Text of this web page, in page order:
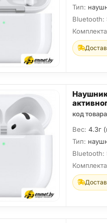
Тип:
Bluetooth:
код товара
Вес: 4.3г
Тип:
Bluetooth: